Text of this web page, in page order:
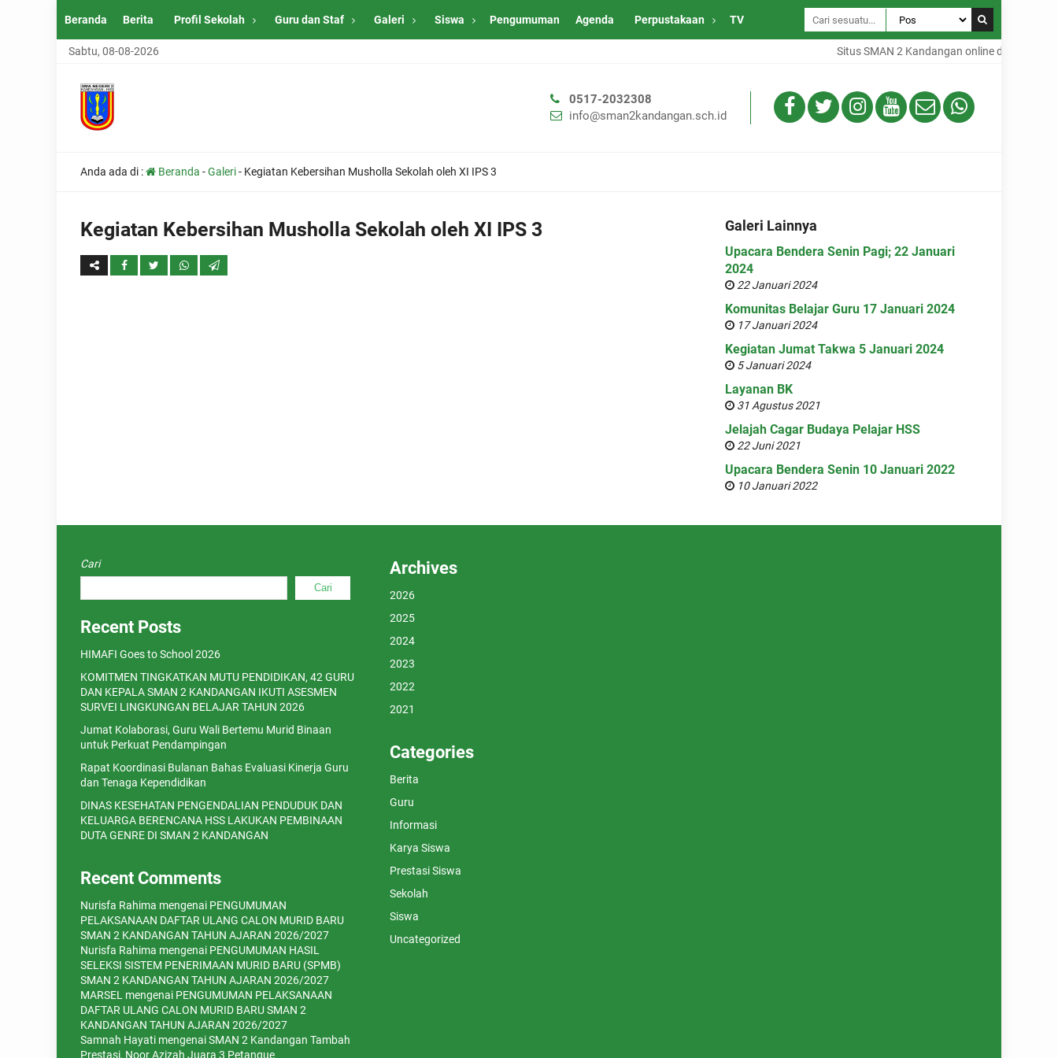
Beranda Berita Profil Sekolah Guru dan Staf Galeri Siswa Pengumuman Agenda Perpustakaan TV
Sabtu, 08-08-2026 Situs SMAN 2 Kandangan online dari Desa
0517-2032308
info@sman2kandangan.sch.id
Anda ada di : Beranda -Galeri- Kegiatan Kebersihan Musholla Sekolah oleh XI IPS 3
Kegiatan Kebersihan Musholla Sekolah oleh XI IPS 3 Galeri Lainnya
Upacara Bendera Senin Pagi; 22 Januari
2024
22 Januari 2024
Komunitas Belajar Guru 17 Januari 2024
17 Januari 2024
Kegiatan Jumat Takwa 5 Januari 2024
5 Januari 2024
Layanan BK
31 Agustus 2021
Jelajah Cagar Budaya Pelajar HSS
22 Juni 2021
Upacara Bendera Senin 10 Januari 2022
10 Januari 2022
Cari
Cari
Recent Posts
HIMAFI Goes to School 2026
KOMITMEN TINGKATKAN MUTU PENDIDIKAN, 42 GURU
DAN KEPALA SMAN 2 KANDANGAN IKUTI ASESMEN
SURVEI LINGKUNGAN BELAJAR TAHUN 2026
Jumat Kolaborasi, Guru Wali Bertemu Murid Binaan
untuk Perkuat Pendampingan
Rapat Koordinasi Bulanan Bahas Evaluasi Kinerja Guru
dan Tenaga Kependidikan
DINAS KESEHATAN PENGENDALIAN PENDUDUK DAN
KELUARGA BERENCANA HSS LAKUKAN PEMBINAAN
DUTA GENRE DI SMAN 2 KANDANGAN
Recent Comments
Nurisfa Rahima mengenai PENGUMUMAN
PELAKSANAAN DAFTAR ULANG CALON MURID BARU
SMAN 2 KANDANGAN TAHUN AJARAN 2026/2027
Nurisfa Rahima mengenai PENGUMUMAN HASIL
SELEKSI SISTEM PENERIMAAN MURID BARU (SPMB)
SMAN 2 KANDANGAN TAHUN AJARAN 2026/2027
MARSEL mengenai PENGUMUMAN PELAKSANAAN
DAFTAR ULANG CALON MURID BARU SMAN 2
KANDANGAN TAHUN AJARAN 2026/2027
Samnah Hayati mengenaiSMAN 2 Kandangan Tambah
Prestasi, Noor Azizah Juara 3 Petanque
Archives
2026
2025
2024
2023
2022
2021
Categories
Berita
Guru
Informasi
Karya Siswa
Prestasi Siswa
Sekolah
Siswa
Uncategorized